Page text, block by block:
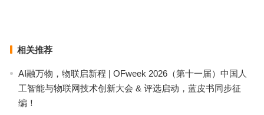
相关推荐
AI融万物，物联启新程 | OFweek 2026（第十一届）中国人
工智能与物联网技术创新大会 & 评选启动，蓝皮书同步征
编！